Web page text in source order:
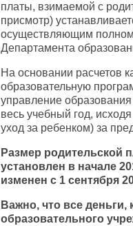
платы, взимаемой с
присмотр)
осуществляющим
Департамента
На основании расчетов
образовательную
управление
весь учебный год,
уход за ребенком) за
Размер родительской
установлен в начале
изменен с 1 сентября
Важно, что все
образовательного